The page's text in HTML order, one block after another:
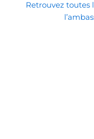
Retrouvez toutes